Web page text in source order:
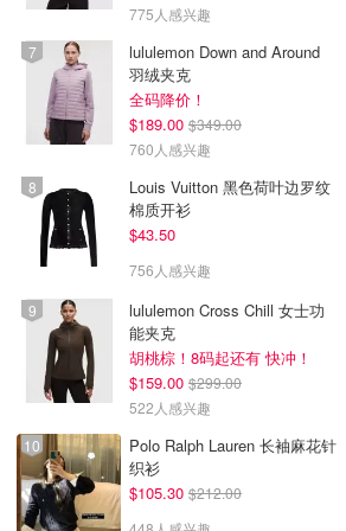
775人感兴趣
lululemon Down and Around
羽绒夹克
全码降价！
$189.00 $349.00
760人感兴趣
Louis Vuitton 黑色荷叶边罗纹
棉质开衫
$43.50
756人感兴趣
lululemon Cross Chill 女士功
能夹克
胡桃棕！8码起还有 快冲！
$159.00 $299.00
522人感兴趣
Polo Ralph Lauren 长袖麻花针
织衫
$105.30 $212.00